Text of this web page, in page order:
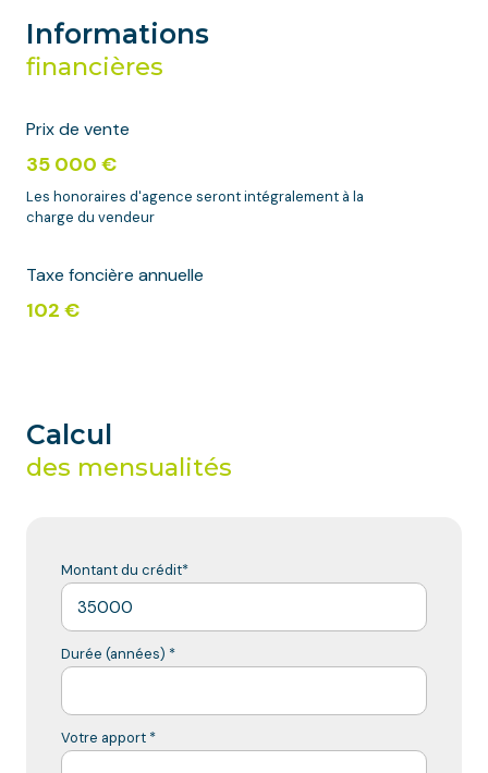
Informations
financières
Prix de vente
35 000 €
Les honoraires d'agence seront intégralement à la
charge du vendeur
Taxe foncière annuelle
102 €
Calcul
des mensualités
Montant du crédit*
Durée (années) *
Votre apport *